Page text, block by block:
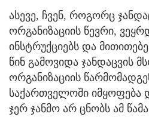
ასევე, ჩვენ, როგორც
ორგანიზაციის წევრი,
ინსტრუქციებს და
წინ გამოვიდა ჯანდაცვის
ორგანიზაციის
საქართველოში იმყოფება
ჯერ ჯანმო არ ცნობს ამ